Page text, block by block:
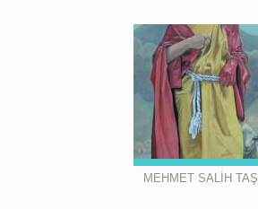
MEHMET SALİH TAŞ